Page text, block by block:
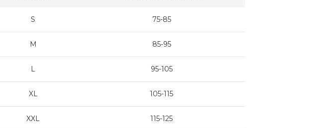
S 75-85
M 85-95
L 95-105
XL 105-115
XXL 115-125